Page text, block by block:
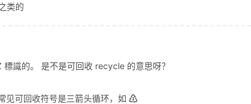
类的
識的。 是不是可回收 recycle 的意思呀？
见可回收符号是三箭头循环，如 ♴